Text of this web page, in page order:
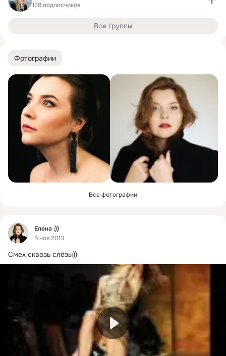
Фотографии
Все фотографии
Фид
Елена :))
5 ноя 2013
Смех сквозь слёзы))
139 подписчиков
Все группы